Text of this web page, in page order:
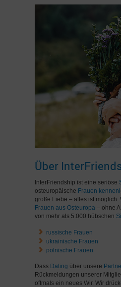
Über
InterFriendship ist eine seriöse
osteuropäische Frauen
große Liebe – alles ist möglich.
Frauen aus Osteuropa – ohne
von mehr als 5.000 hübschen
russische Frauen
ukrainische Frauen
polnische Frauen
Dass Dating über unsere
Rückmeldungen unserer
oftmals ein neues Wir. Wir